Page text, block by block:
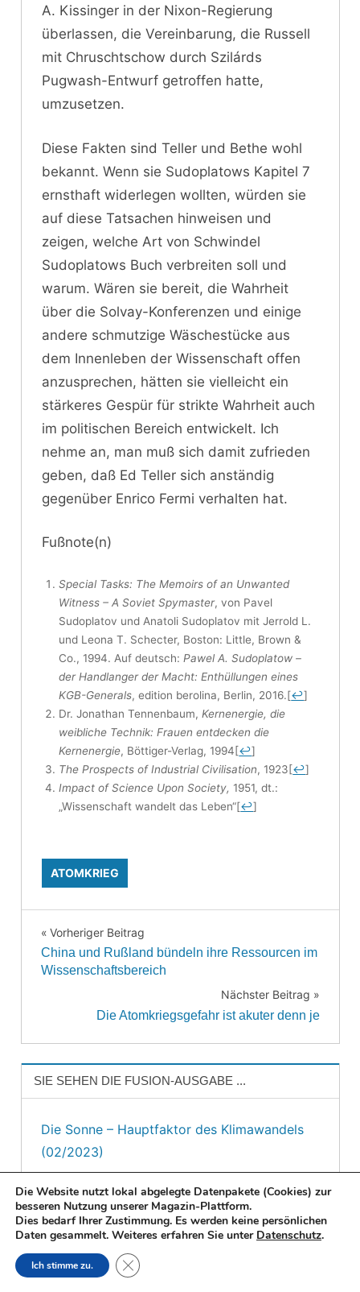
A. Kissinger in der Nixon-Regierung
überlassen, die Vereinbarung, die Russell
mit Chruschtschow durch Szilárds
Pugwash-Entwurf getroffen hatte,
umzusetzen.
Diese Fakten sind Teller und Bethe wohl
bekannt. Wenn sie Sudoplatows Kapitel 7
ernsthaft widerlegen wollten, würden sie
auf diese Tatsachen hinweisen und
zeigen, welche Art von Schwindel
Sudoplatows Buch verbreiten soll und
warum. Wären sie bereit, die Wahrheit
über die Solvay-Konferenzen und einige
andere schmutzige Wäschestücke aus
dem Innenleben der Wissenschaft offen
anzusprechen, hätten sie vielleicht ein
stärkeres Gespür für strikte Wahrheit auch
im politischen Bereich entwickelt. Ich
nehme an, man muß sich damit zufrieden
geben, daß Ed Teller sich anständig
gegenüber Enrico Fermi verhalten hat.
Fußnote(n)
Special Tasks: The Memoirs of an Unwanted
Witness – A Soviet Spymaster, von Pavel
Sudoplatov und Anatoli Sudoplatov mit Jerrold L.
und Leona T. Schecter, Boston: Little, Brown &
Co., 1994. Auf deutsch:Pawel A. Sudoplatow –
der Handlanger der Macht: Enthüllungen eines
KGB-Generals, edition berolina, Berlin, 2016.[↩]
Dr. Jonathan Tennenbaum,Kernenergie, die
weibliche Technik: Frauen entdecken die
Kernenergie, Böttiger-Verlag, 1994[↩]
The Prospects of Industrial Civilisation, 1923[↩]
Impact of Science Upon Society, 1951, dt.:
„Wissenschaft wandelt das Leben“[↩]
ATOMKRIEG
Beitragsnavigation
Vorheriger Beitrag
China und Rußland bündeln ihre Ressourcen im
Wissenschaftsbereich
Nächster Beitrag
Die Atomkriegsgefahr ist akuter denn je
SIE SEHEN DIE FUSION-AUSGABE ...
Die Sonne – Hauptfaktor des Klimawandels
(02/2023)
Die Website nutzt lokal abgelegte Datenpakete (Cookies) zur
besseren Nutzung unserer Magazin-Plattform.
Dies bedarf Ihrer Zustimmung. Es werden keine persönlichen
Daten gesammelt. Weiteres erfahren Sie unter Datenschutz.
Ich stimme zu. Close GDPR Cookie Banner